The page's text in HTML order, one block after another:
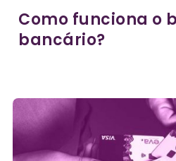
Como funciona o
bancário?